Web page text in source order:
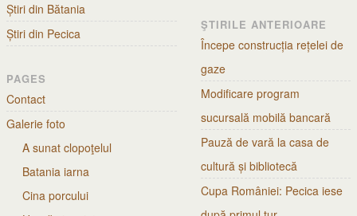
Știri din Bătania
Știri din Pecica
PAGES
Contact
Galerie foto
A sunat clopoţelul
Batania iarna
Cina porcului
ŞTIRILE ANTERIOARE
Începe construcția rețelei de
gaze
Modificare program
sucursală mobilă bancară
Pauză de vară la casa de
cultură și bibliotecă
Cupa României: Pecica iese